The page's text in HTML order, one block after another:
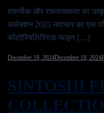
तकनीक और रचनात्मकता का
कलेक्शन 2025 नवाचार का एक
फोटोरियलिस्टिक फाइन […]
December 18, 2024December 18, 2024
SINTOSHI